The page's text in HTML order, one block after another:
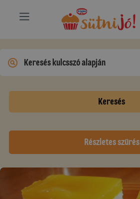
Keresés
Részletes szűrés